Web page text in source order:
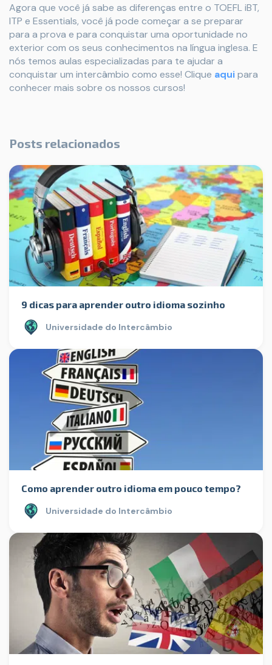
Agora que você já sabe as diferenças entre o TOEFL iBT,
ITP e Essentials, você já pode começar a se preparar
para a prova e para conquistar uma oportunidade no
exterior com os seus conhecimentos na língua inglesa. E
nós temos aulas especializadas para te ajudar a
conquistar um intercâmbio como esse! Clique aquipara
conhecer mais sobre os nossos cursos!
Posts relacionados
9 dicas para aprender outro idioma sozinho
Universidade do Intercâmbio
Como aprender outro idioma em pouco tempo?
Universidade do Intercâmbio